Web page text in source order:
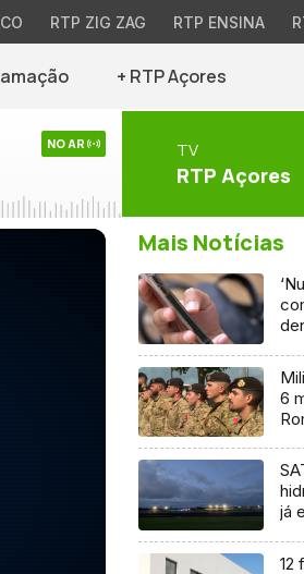
RTP ZIG ZAG RTP ENSINA
+ RTP Açores
NO AR TV
RTP Açores
Mais Notícias
6
já
12